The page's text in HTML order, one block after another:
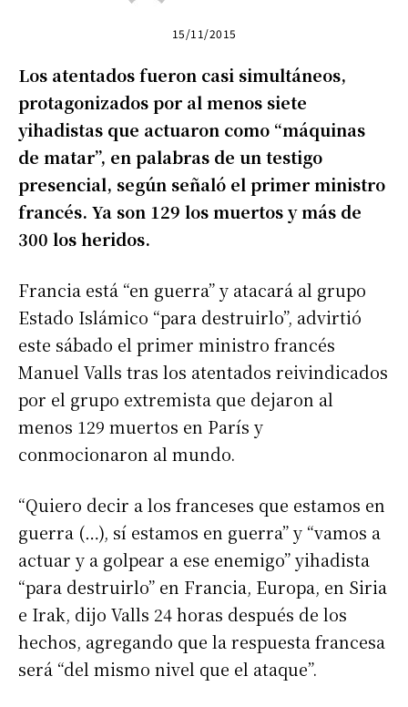
15/11/2015
Los atentados fueron casi simultáneos,
protagonizados por al menos siete
yihadistas que actuaron como “máquinas
de matar”, en palabras de un testigo
presencial, según señaló el primer ministro
francés. Ya son 129 los muertos y más de
300 los heridos.
Francia está “en guerra” y atacará al grupo
Estado Islámico “para destruirlo”, advirtió
este sábado el primer ministro francés
Manuel Valls tras los atentados reivindicados
por el grupo extremista que dejaron al
menos 129 muertos en París y
conmocionaron al mundo.
“Quiero decir a los franceses que estamos en
guerra (…), sí estamos en guerra” y “vamos a
actuar y a golpear a ese enemigo” yihadista
“para destruirlo” en Francia, Europa, en Siria
e Irak, dijo Valls 24 horas después de los
hechos, agregando que la respuesta francesa
será “del mismo nivel que el ataque”.